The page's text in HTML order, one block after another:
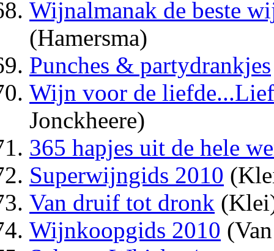
Wijnalmanak de beste
(Hamersma)
Punches & partydrankjes
Wijn voor de
Jonckheere)
365 hapjes uit de hele
Superwijngids 2010
Van druif tot dronk
Wijnkoopgids 2010